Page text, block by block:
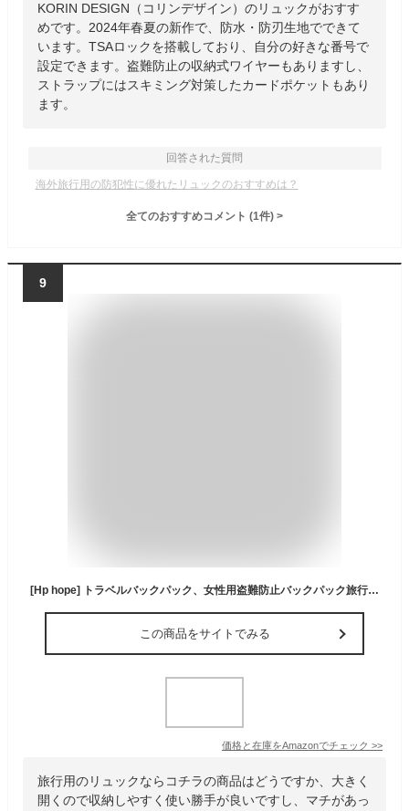
KORIN DESIGN（コリンデザイン）のリュックがおすす
めです。2024年春夏の新作で、防水・防刃生地でできて
います。TSAロックを搭載しており、自分の好きな番号で
設定できます。盗難防止の収納式ワイヤーもありますし、
ストラップにはスキミング対策したカードポケットもあり
ます。
回答された質問
海外旅行用の防犯性に優れたリュックのおすすめは？
全てのおすすめコメント (1件) >
9
[Hp hope] トラベルバックパック、女性用盗難防止バックパック旅行ハイキングウィークエンダーバックパック用の拡張可能なバックパックUSB充電ポート付き (白い)
この商品をサイトでみる
価格と在庫をAmazonでチェック >>
旅行用のリュックならコチラの商品はどうですか、大きく
開くので収納しやすく使い勝手が良いですし、マチがあっ